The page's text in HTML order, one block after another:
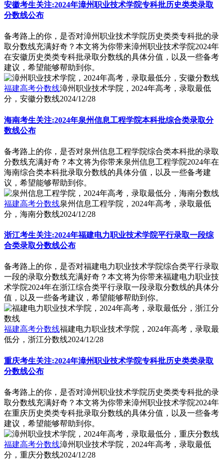
安徽考生关注:2024年漳州职业技术学院专科批历史类类录取
分数线公布
备考路上的你，是否对漳州职业技术学院历史类类专科批的录
取分数线充满好奇？本文将为你带来漳州职业技术学院2024年
在安徽历史类类专科批录取分数线的具体分值，以及一些备考
建议，希望能够帮助到你。
福建高考分数线漳州职业技术学院，2024年高考，录取最低
分，安徽分数线2024/12/28
海南考生关注:2024年泉州信息工程学院本科批综合类录取分
数线公布
备考路上的你，是否对泉州信息工程学院综合类本科批的录取
分数线充满好奇？本文将为你带来泉州信息工程学院2024年在
海南综合类本科批录取分数线的具体分值，以及一些备考建
议，希望能够帮助到你。
福建高考分数线泉州信息工程学院，2024年高考，录取最低
分，海南分数线2024/12/28
浙江考生关注:2024年福建电力职业技术学院平行录取一段综
合类录取分数线公布
备考路上的你，是否对福建电力职业技术学院综合类平行录取
一段的录取分数线充满好奇？本文将为你带来福建电力职业技
术学院2024年在浙江综合类平行录取一段录取分数线的具体分
值，以及一些备考建议，希望能够帮助到你。
福建高考分数线福建电力职业技术学院，2024年高考，录取最
低分，浙江分数线2024/12/28
重庆考生关注:2024年漳州职业技术学院专科批历史类类录取
分数线公布
备考路上的你，是否对漳州职业技术学院历史类类专科批的录
取分数线充满好奇？本文将为你带来漳州职业技术学院2024年
在重庆历史类类专科批录取分数线的具体分值，以及一些备考
建议，希望能够帮助到你。
福建高考分数线漳州职业技术学院，2024年高考，录取最低
分，重庆分数线2024/12/28